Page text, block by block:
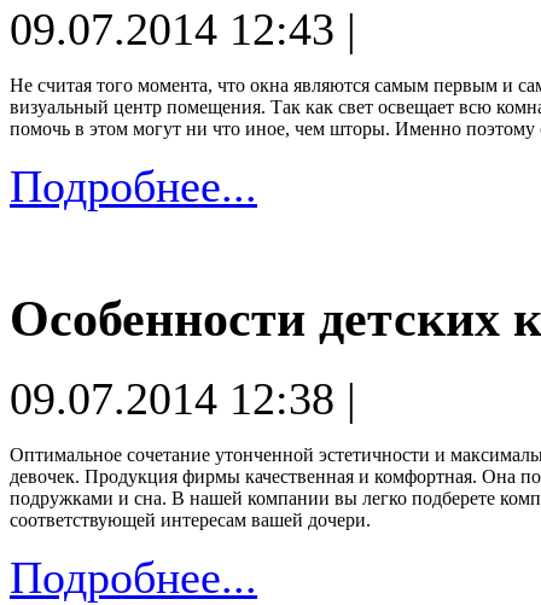
09.07.2014 12:43 |
Не считая того момента, что окна являются самым первым и
визуальный центр помещения. Так как свет освещает всю
помочь в этом могут ни что иное, чем шторы. Именно поэтому
Подробнее...
Особенности детских
09.07.2014 12:38 |
Оптимальное сочетание утонченной эстетичности и
девочек. Продукция фирмы качественная и комфортная. Она
подружками и сна. В нашей компании вы легко подберете
соответствующей интересам вашей дочери.
Подробнее...